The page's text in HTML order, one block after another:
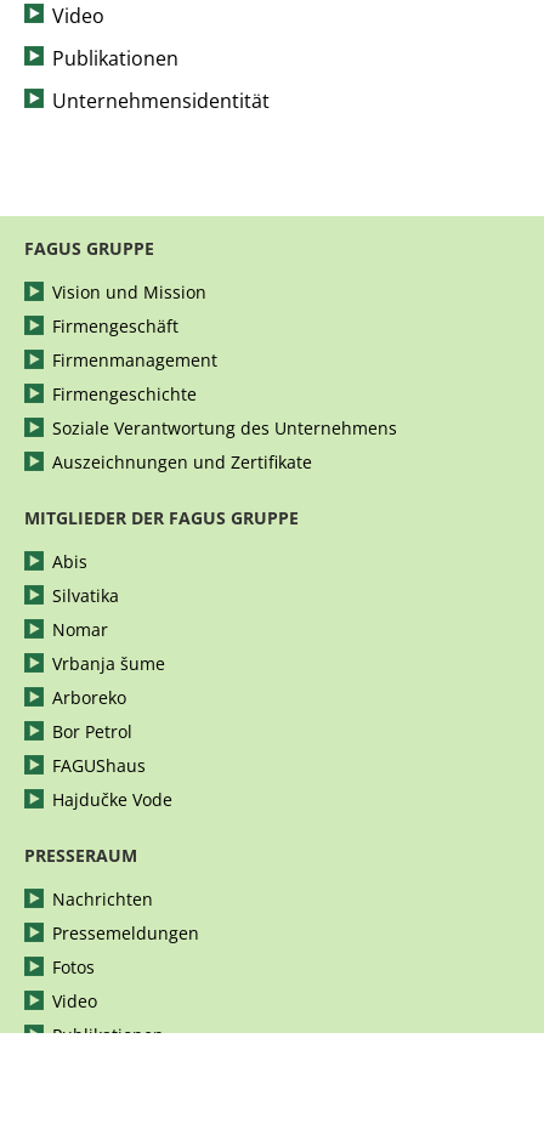
Video
Publikationen
Unternehmensidentität
FAGUS GRUPPE
Vision und Mission
Firmengeschäft
Firmenmanagement
Firmengeschichte
Soziale Verantwortung des Unternehmens
Auszeichnungen und Zertifikate
MITGLIEDER DER FAGUS GRUPPE
Abis
Silvatika
Nomar
Vrbanja šume
Arboreko
Bor Petrol
FAGUShaus
Hajdučke Vode
PRESSERAUM
Nachrichten
Pressemeldungen
Fotos
Video
Publikationen